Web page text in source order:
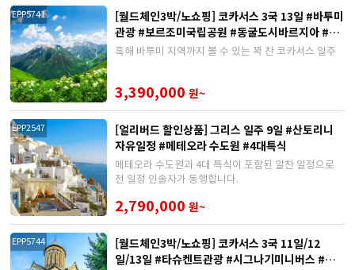
EPP5741
[월드체인3박/노쇼핑] 코카서스 3국 13일 #바투미
관광 #보르조미국립공원 #동굴도시바르지아 #인
솔가이드 동행
흑해 바투미 지역까지 볼 수 있는 꽉 찬 코카서스 일주
3,390,000 원~
EPP2547
[얼리버드 할인상품] 그리스 일주 9일 #산토리니
자유일정 #메테오라 수도원 #4대특식
메테오라 수도원과 4대 특식이 포함된 알찬 일정으로
전 일정 인솔자가 동행합니다.
2,790,000 원~
EPP5744
[월드체인3박/노쇼핑] 코카서스 3국 11일/12
일/13일 #타슈켄트관광 #시그나기미니버스 #동